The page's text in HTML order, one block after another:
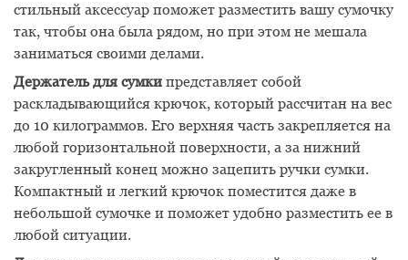
стильный аксессуар поможет разместить вашу сумочку
так, чтобы она была рядом, но при этом не мешала
заниматься своими делами.
Держатель для сумки представляет собой
раскладывающийся крючок, который рассчитан на вес
до 10 килограммов. Его верхняя часть закрепляется на
любой горизонтальной поверхности, а за нижний
закругленный конец можно зацепить ручки сумки.
Компактный и легкий крючок поместится даже в
небольшой сумочке и поможет удобно разместить ее в
любой ситуации.